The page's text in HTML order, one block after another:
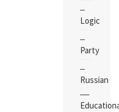
Logic
Party
Russian